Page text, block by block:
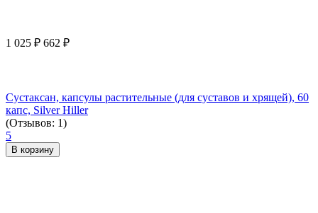
1 025 ₽ 662 ₽
Сустаксан, капсулы растительные (для суставов и хрящей), 60
капс, Silver Hiller
(Отзывов: 1)
5
В корзину